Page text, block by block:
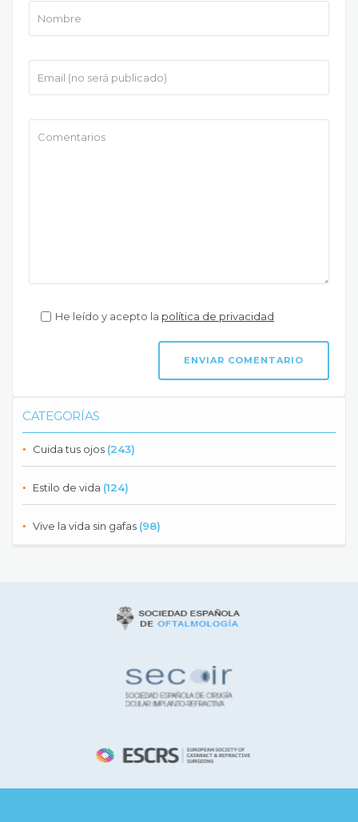
He leído y acepto la política de privacidad
CATEGORÍAS
Cuida tus ojos (243)
Estilo de vida (124)
Vive la vida sin gafas (98)